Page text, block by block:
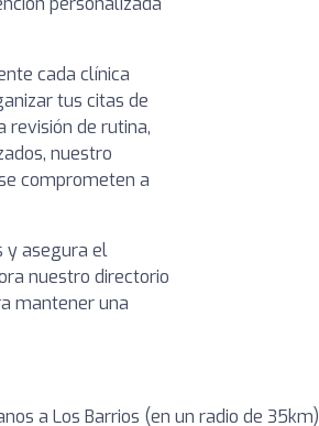
cada clínica
tus citas de
revisión de rutina,
nuestro
comprometen a
y asegura el
nuestro directorio
mantener una
a Los Barrios (en un radio de 35km)